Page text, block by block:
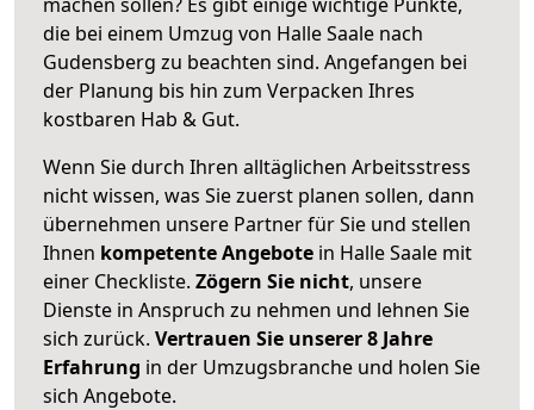
die bei einem Umzug von Halle Saale nach
Gudensberg zu beachten sind. Angefangen bei
der Planung bis hin zum Verpacken Ihres
kostbaren Hab & Gut.
Wenn Sie durch Ihren alltäglichen Arbeitsstress
nicht wissen, was Sie zuerst planen sollen, dann
übernehmen unsere Partner für Sie und stellen
Ihnen kompetente Angebote in Halle Saale mit
einer Checkliste. Zögern Sie nicht, unsere
Dienste in Anspruch zu nehmen und lehnen Sie
sich zurück. Vertrauen Sie unserer 8 Jahre
Erfahrung in der Umzugsbranche und holen Sie
sich Angebote.